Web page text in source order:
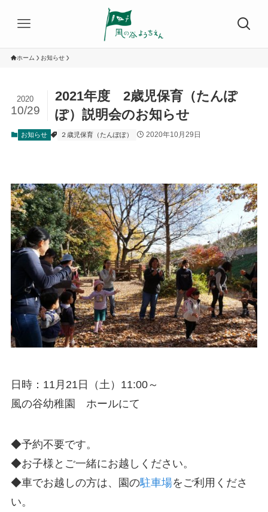
ホーム お知らせ
2021年度 2歳児保育（たんぽ
ぽ）説明会のお知らせ
2020
10/29
お知らせ ２歳児保育（たんぽぽ） 2020年10月29日
日時：11月21日（土）11:00～
風の谷幼稚園 ホールにて
◆予約不要です。
◆お子様とご一緒にお越しください。
◆車でお越しの方は、園の駐車場をご利用くださ
い。